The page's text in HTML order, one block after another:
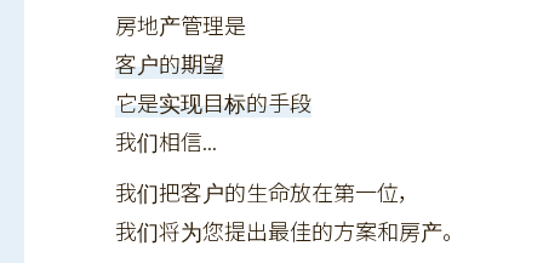
房地产管理是
客户的期望
它是实现目标的手段
我们相信...
我们把客户的生命放在第一位，
我们将为您提出最佳的方案和房产。